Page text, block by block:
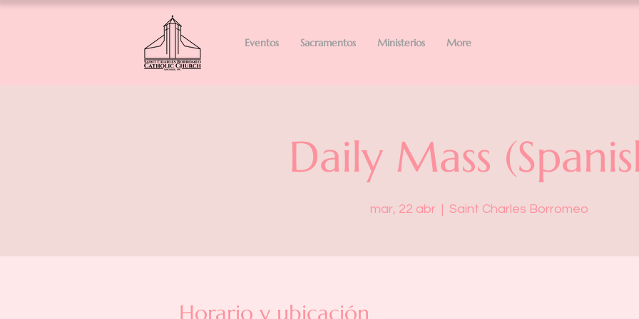
Eventos Sacramentos Ministerios More
Daily Mass
mar, 22 abr
  |
Saint Charles Borromeo
Horario y ubicación